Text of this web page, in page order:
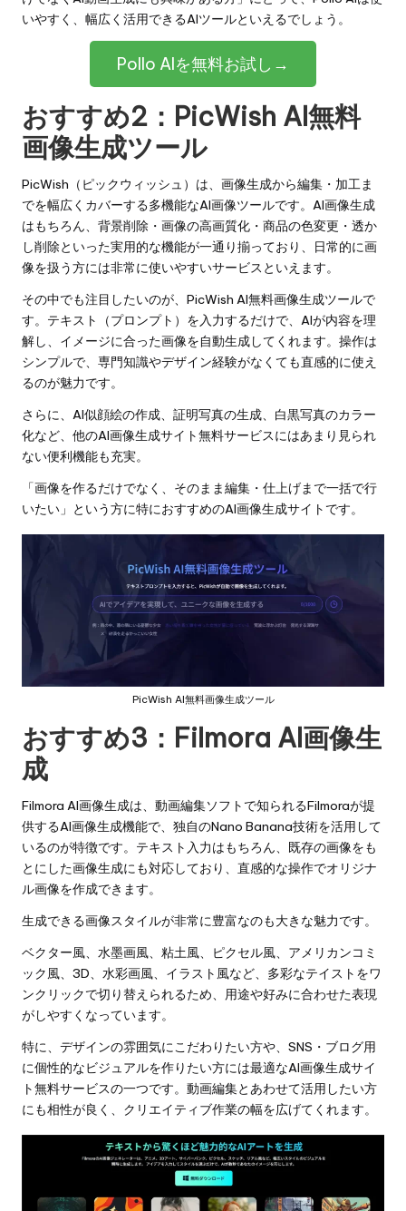
いやすく、幅広く活用できるAIツールといえるでしょう。
Pollo AIを無料お試し→
おすすめ2： PicWish AI無料
画像生成ツール
PicWish（ピックウィッシュ） は、画像生成から編集・加工ま
でを幅広くカバーする多機能なAI画像ツールです。AI画像生成
はもちろん、背景削除・画像の高画質化・商品の色変更・透か
し削除といった実用的な機能が一通り揃っており、日常的に画
像を扱う方には非常に使いやすいサービスといえます。
その中でも注目したいのが、PicWish AI無料画像生成ツールで
す。テキスト（プロンプト）を入力するだけで、AIが内容を理
解し、イメージに合った画像を自動生成してくれます。操作は
シンプルで、専門知識やデザイン経験がなくても直感的に使え
るのが魅力です。
さらに、AI似顔絵の作成、証明写真の生成、白黒写真のカラー
化など、他のAI画像生成サイト無料サービスにはあまり見られ
ない便利機能も充実。
「画像を作るだけでなく、そのまま編集・仕上げまで一括で行
いたい」という方に特におすすめのAI画像生成サイトです。
PicWish AI無料画像生成ツール
おすすめ3： Filmora AI画像生
成
Filmora AI画像生成は、動画編集ソフトで知られるFilmoraが提
供するAI画像生成機能で、独自のNano Banana技術を活用して
いるのが特徴です。テキスト入力はもちろん、既存の画像をも
とにした画像生成にも対応しており、直感的な操作でオリジナ
ル画像を作成できます。
生成できる画像スタイルが非常に豊富なのも大きな魅力です。
ベクター風、水墨画風、粘土風、ピクセル風、アメリカンコミ
ック風、3D、水彩画風、イラスト風など、多彩なテイストをワ
ンクリックで切り替えられるため、用途や好みに合わせた表現
がしやすくなっています。
特に、デザインの雰囲気にこだわりたい方や、SNS・ブログ用
に個性的なビジュアルを作りたい方には最適なAI画像生成サイ
ト無料サービスの一つです。動画編集とあわせて活用したい方
にも相性が良く、クリエイティブ作業の幅を広げてくれます。